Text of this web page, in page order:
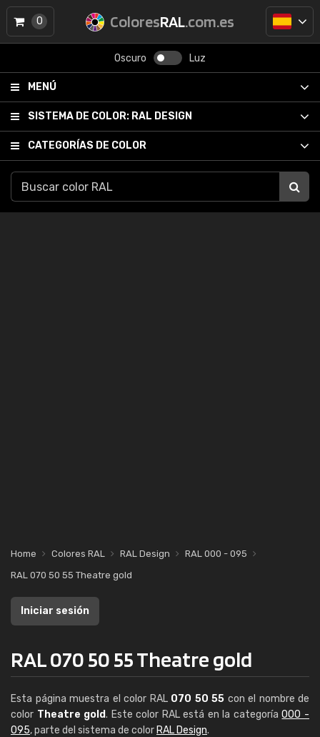
ColoresRAL.com.es
Oscuro Luz
MENÚ
SISTEMA DE COLOR: RAL DESIGN
CATEGORÍAS DE COLOR
0
Home Colores RAL RAL Design
RAL 000 - 095
RAL 070 50 55 Theatre gold
Iniciar sesión
RAL 070 50 55 Theatre gold
Esta página muestra el color RAL 070 50 55 con el nombre de
color Theatre gold. Este color RAL está en la categoría000 -
095, parte del sistema de color RAL Design.